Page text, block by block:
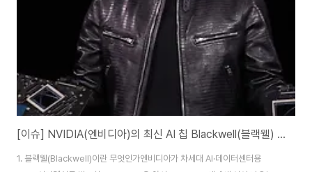
[이슈] NVIDIA(엔비디아)의 최신 AI 칩 Blackwell(블랙웰) — 출시 일정과 수혜주 정리
1. 블랙웰(Blackwell)이란 무엇인가엔비디아가 차세대 AI·데이터센터용